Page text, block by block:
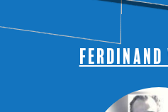
Ferdinand